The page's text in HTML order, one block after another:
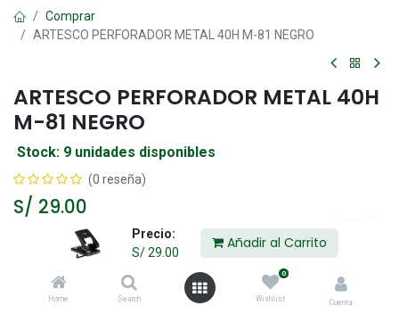
Precio:
S/29.00
Añadir al Carrito
Home Search
0
Wishlist Cuenta
Comprar
ARTESCO PERFORADOR METAL 40H M-81 NEGRO
ARTESCO PERFORADOR METAL 40H
M-81 NEGRO
Stock: 9 unidades disponibles
(0 reseña)
S/ 29.00
Añadir al Carrito
Agregar a la lista de deseos